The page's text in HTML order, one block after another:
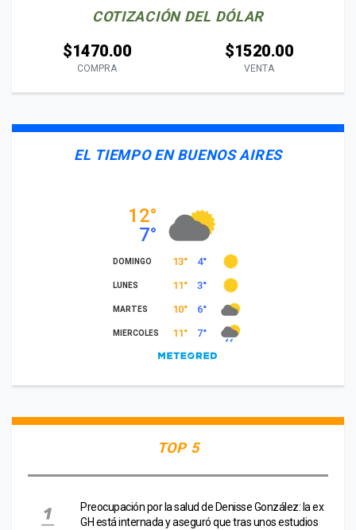
COTIZACIÓN DEL DÓLAR
$1470.00
COMPRA
$1520.00
VENTA
EL TIEMPO EN BUENOS AIRES
TOP 5
Preocupación por la salud de Denisse González: la ex
GH está internada y aseguró que tras unos estudios